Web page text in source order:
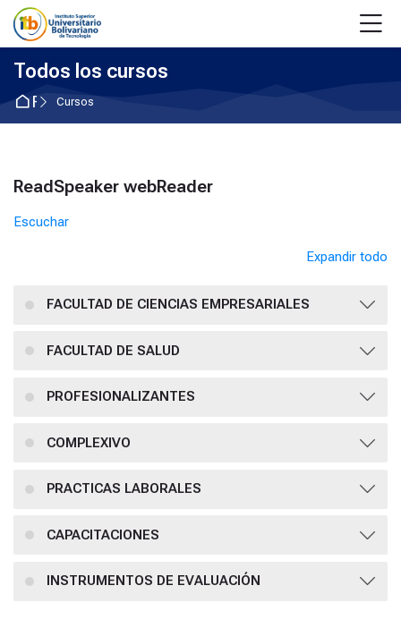
Skip to navigation
Skip to login form
Salta al contenido principal
Skip to accessibility options
Skip to footer
Skip accessibility options
Todos los cursos
Página Principal
Cursos
Bloques
Salta ReadSpeaker webReader
ReadSpeaker webReader
Escuchar
Expandir todo
FACULTAD DE CIENCIAS EMPRESARIALES
FACULTAD DE SALUD
PROFESIONALIZANTES
COMPLEXIVO
PRACTICAS LABORALES
CAPACITACIONES
INSTRUMENTOS DE EVALUACIÓN